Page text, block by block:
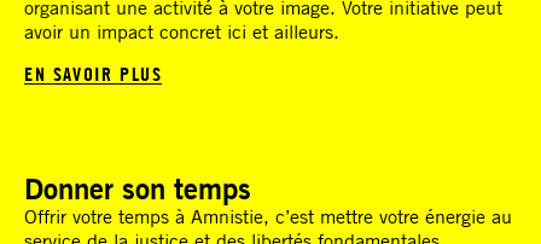
organisant une activité à votre image. Votre initiative peut
avoir un impact concret ici et ailleurs.
EN SAVOIR PLUS
Donner son temps
Offrir votre temps à Amnistie, c’est mettre votre énergie au